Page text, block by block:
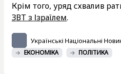
Крім того, уряд схвалив
ЗВТ з Ізраїлем.
Українські Національні
ЕКОНОМІКА ПОЛІТИКА